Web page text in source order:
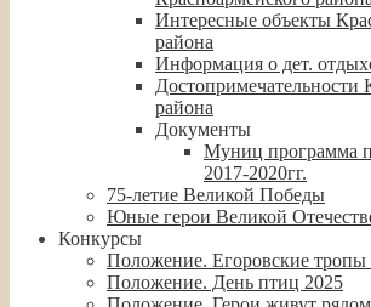
Интересные объекты
района
Информация о дет.
Достопримечательности
района
Документы
Муниц программа
2017-2020гг.
75-летие Великой Победы
Юные герои Великой
Конкурсы
Положение. Егоровские тропы
Положение. День птиц 2025